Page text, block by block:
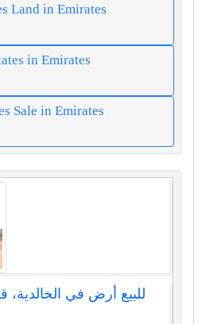
Land in Emirates
in Emirates
Sale in Emirates